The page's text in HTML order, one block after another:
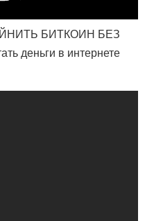
БИТКОИН БЕЗ
деньги в интернете